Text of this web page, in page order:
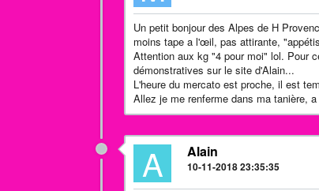
Un petit bonjour des Alpes de H
moins tape a l'œil, pas attirante,
Attention aux kg "4 pour moi" lol. Pour
démonstratives sur le site d'Alain...
L'heure du mercato est proche, il est
Allez je me renferme dans ma tanière,
A Alain
10-11-2018 23:35:35